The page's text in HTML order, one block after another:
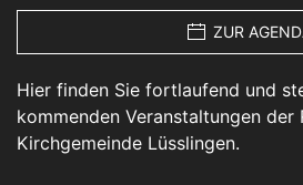
ZUR
Hier finden Sie fortlaufend und
kommenden Veranstaltungen der
Kirchgemeinde Lüsslingen.